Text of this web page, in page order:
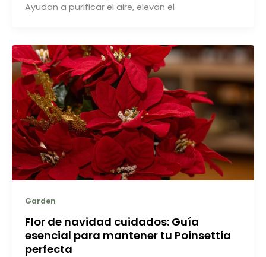
Ayudan a purificar el aire, elevan el
Garden
Flor de navidad cuidados: Guía
esencial para mantener tu Poinsettia
perfecta